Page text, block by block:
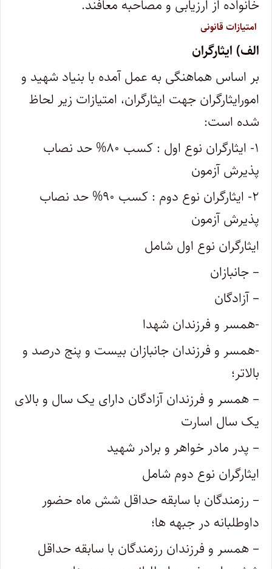
خانواده از ارزیابی و مصاحبه معافند.
امتیازات قانونی
الف) ایثارگران
بر اساس هماهنگی به عمل آمده با بنیاد شهید و
امورایثارگران جهت ایثارگران، امتیازات زیر لحاظ
شده است:
۱- ایثارگران نوع اول : کسب ۸۰% حد نصاب
پذیرش آزمون
۲- ایثارگران نوع دوم : کسب ۹۰% حد نصاب
پذیرش آزمون
ایثارگران نوع اول شامل
– جانبازان
– آزادگان
-همسر و فرزندان شهدا
-همسر و فرزندان جانبازان بیست و پنج درصد و
بالاتر؛
– همسر و فرزندان آزادگان دارای یک سال و بالای
یک سال اسارت
– پدر مادر خواهر و برادر شهید
ایثارگران نوع دوم شامل
– رزمندگان با سابقه حداقل شش ماه حضور
داوطلبانه در جبهه ها؛
– همسر و فرزندان رزمندگان با سابقه حداقل